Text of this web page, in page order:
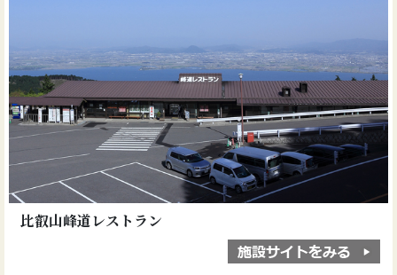
比叡山峰道レストラン